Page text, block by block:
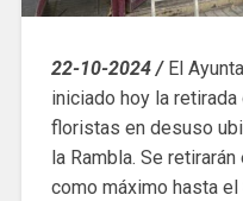
22-10-2024 / El
iniciado hoy la
floristas en desuso
la Rambla. Se
como máximo hasta